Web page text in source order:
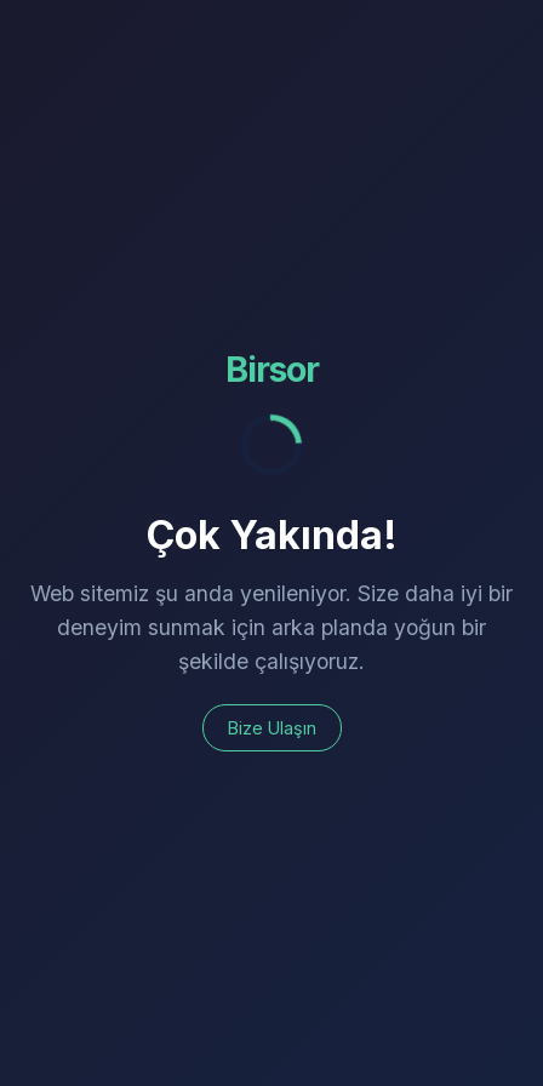
Birsor
Çok Yakında!
Web sitemiz şu anda yenileniyor. Size daha iyi bir
deneyim sunmak için arka planda yoğun bir
şekilde çalışıyoruz.
Bize Ulaşın